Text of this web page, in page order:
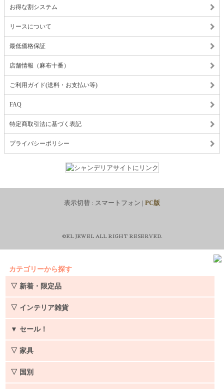
お得な割システム
リースについて
最低価格保証
店舗情報（麻布十番）
ご利用ガイド(送料・お支払い等)
FAQ
特定商取引法に基づく表記
プライバシーポリシー
表示切替 : スマートフォン | PC版
©EL JEWEL ALL RIGHT RESERVED.
カテゴリーから探す
▽ 新着・限定品
▽ インテリア雑貨
▼ セール！
▽ 家具
▽ 国別